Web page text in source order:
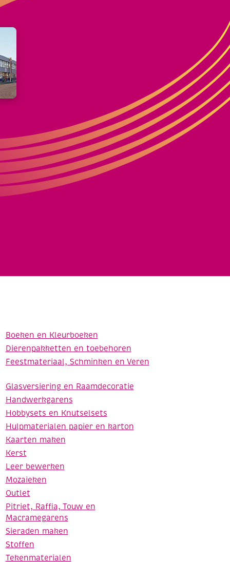
Boeken en Kleurboeken
Dierenpakketten en toebehoren
Feestmateriaal, Schminken en Veren
Glasversiering en Raamdecoratie
Handwerkgarens
Hobbysets en Knutselsets
Hulpmaterialen papier en karton
Kaarten maken
Kerst
Leer bewerken
Mozaieken
Outlet
Pitriet, Raffia, Touw en
Macramegarens
Sieraden maken
Stoffen
Tekenmaterialen